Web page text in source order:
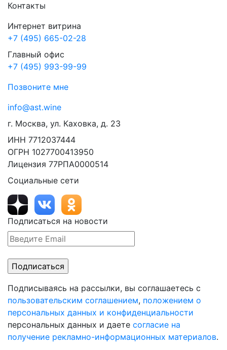
Контакты
Интернет витрина
+7 (495) 665-02-28
Главный офис
+7 (495) 993-99-99
Позвоните мне
info@ast.wine
г. Москва, ул. Каховка, д. 23
ИНН 7712037444
ОГРН 1027700413950
Лицензия 77РПА0000514
Социальные сети
Подписаться на новости
Подписываясь на рассылки, вы соглашаетесь с
пользовательским соглашением, положением о
персональных данных и конфиденциальности
персональных данных и даете согласие на
получение рекламно-информационных материалов.